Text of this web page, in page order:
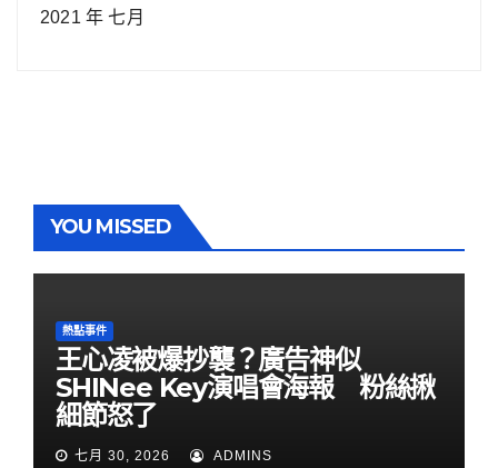
2021 年 七月
YOU MISSED
熱點事件
王心凌被爆抄襲？廣告神似
SHINee Key演唱會海報 粉絲揪
細節怒了
七月 30, 2026 ADMINS